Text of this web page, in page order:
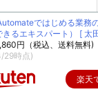
ではじめる業務
きるエキスパート） [ 太
円（税込、送料無料)
29時点)
楽天